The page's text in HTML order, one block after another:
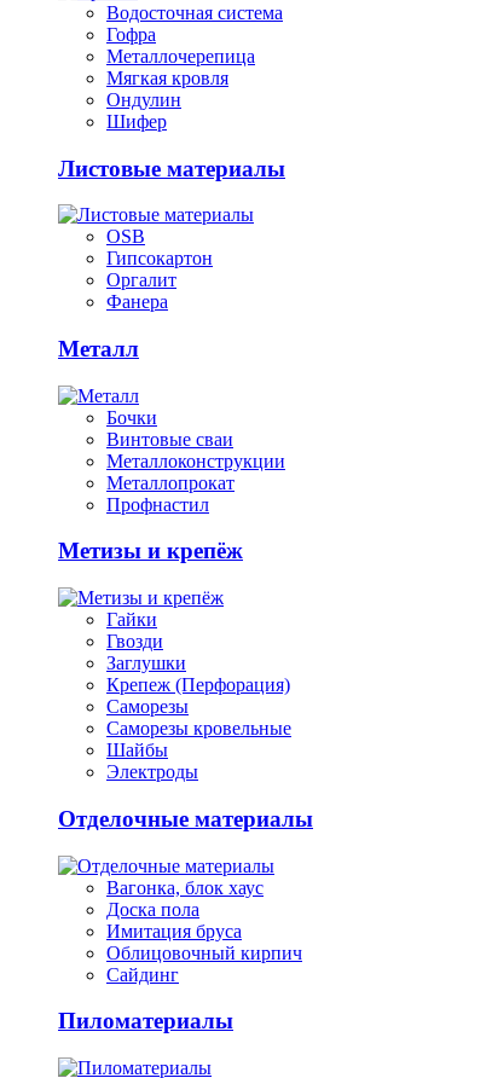
Водосточная система
Гофра
Металлочерепица
Мягкая кровля
Ондулин
Шифер
Листовые материалы
OSB
Гипсокартон
Оргалит
Фанера
Металл
Бочки
Винтовые сваи
Металлоконструкции
Металлопрокат
Профнастил
Метизы и крепёж
Гайки
Гвозди
Заглушки
Крепеж (Перфорация)
Саморезы
Саморезы кровельные
Шайбы
Электроды
Отделочные материалы
Вагонка, блок хаус
Доска пола
Имитация бруса
Облицовочный кирпич
Сайдинг
Пиломатериалы